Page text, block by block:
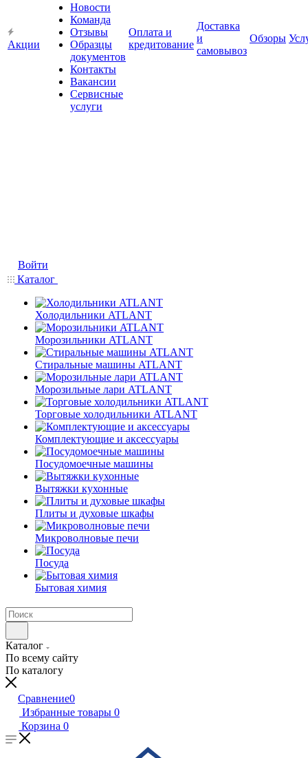
Акции
Новости
Команда
Отзывы
Образцы
документов
Контакты
Вакансии
Сервисные
услуги
Оплата и
кредитование
Доставка
и
самовывоз
Обзоры
Войти
Каталог
Холодильники ATLANT
Морозильники ATLANT
Стиральные машины ATLANT
Морозильные лари ATLANT
Торговые холодильники ATLANT
Комплектующие и аксессуары
Посудомоечные машины
Вытяжки кухонные
Плиты и духовые шкафы
Микроволновые печи
Посуда
Бытовая химия
Каталог
По всему сайту
По каталогу
Сравнение0
Избранные товары 0
Корзина 0